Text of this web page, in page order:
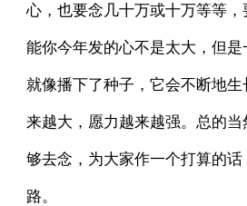
心，也要念几十万或十万等等
能你今年发的心不是太大，但是
就像播下了种子，它会不断地
来越大，愿力越来越强。总的
够去念，为大家作一个打算的
路。